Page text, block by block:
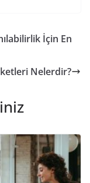
İçin En
Nelerdir?